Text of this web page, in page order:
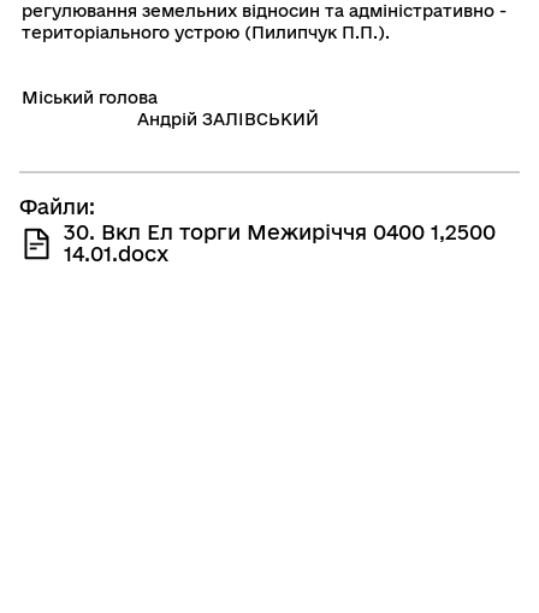
регулювання земельних вiдносин та адмiнiстративно -
територiального устрою (Пилипчук П.П.).
Мiський голова
Андрій ЗАЛІВСЬКИЙ
Файли:
30. Вкл Ел торги Межиріччя 0400 1,2500
14.01.docx